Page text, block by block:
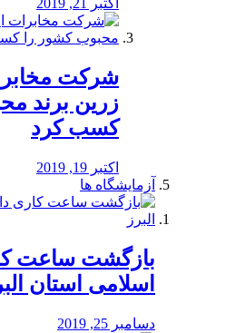
اکتبر 21, 2019
شرکت
زرین برند
کسب کرد
اکتبر 19, 2019
آزمایشگاه ها
بازگشت ساعت
اسلامی استان
دسامبر 25, 2019